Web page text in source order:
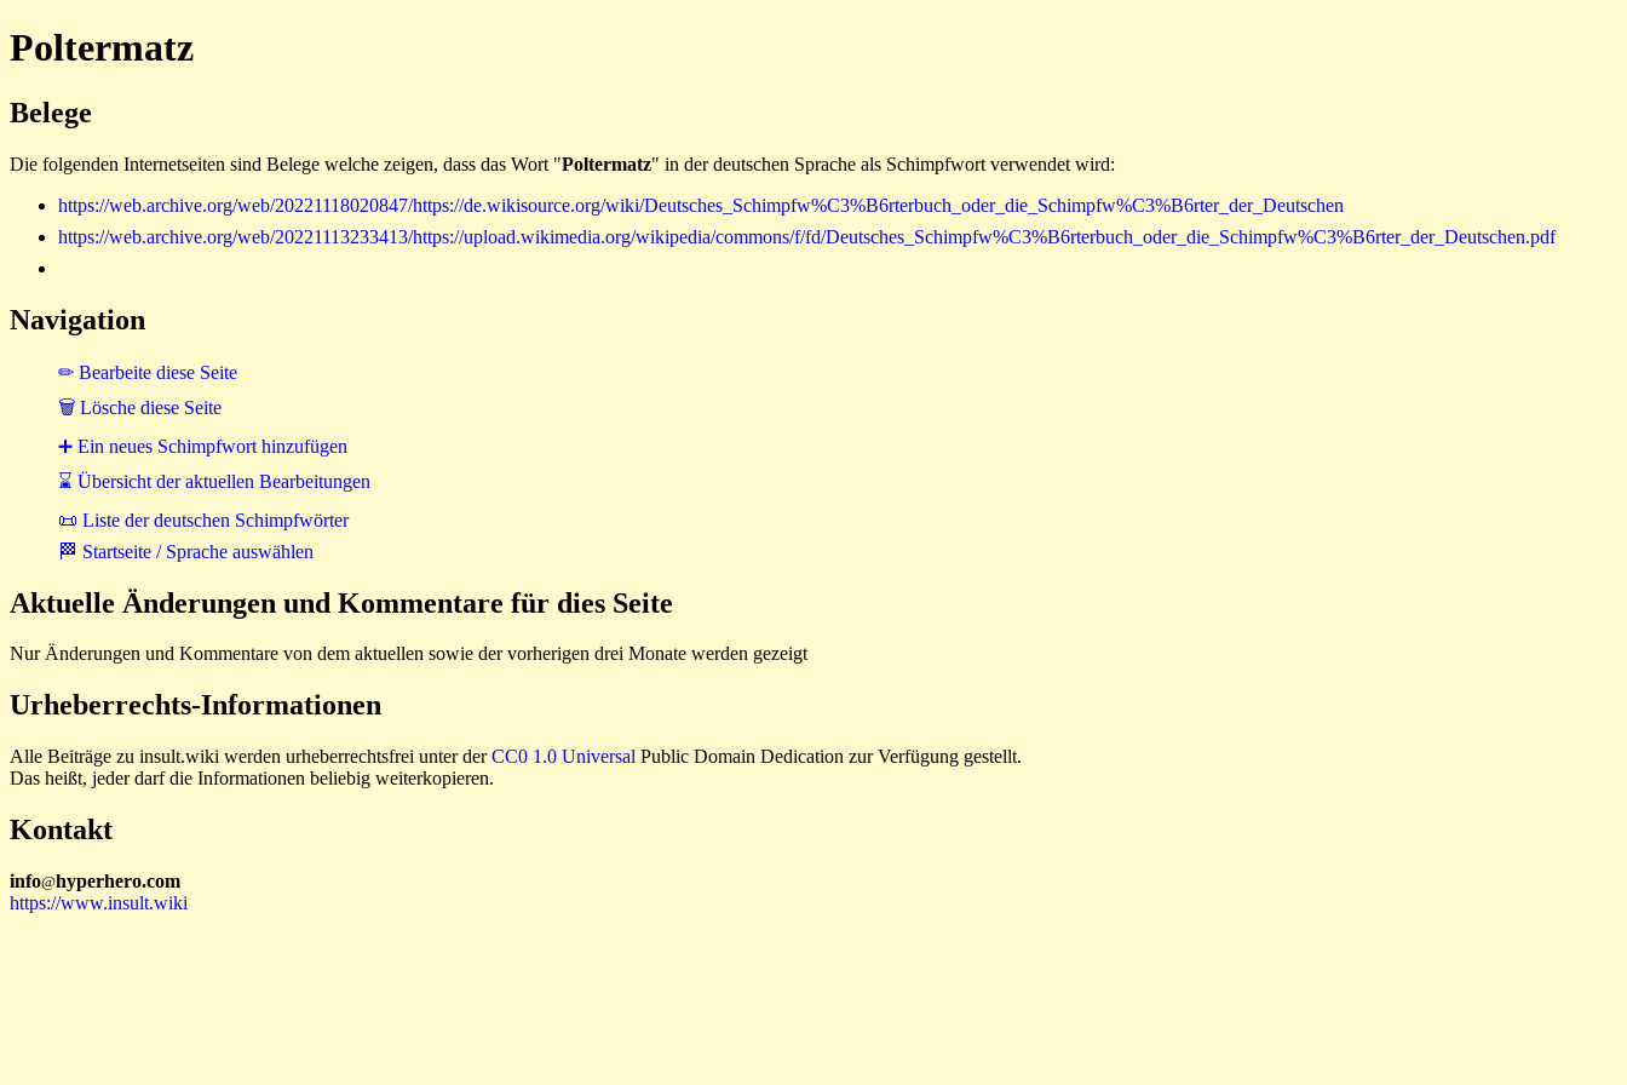
Poltermatz
Belege
Die folgenden Internetseiten sind Belege welche zeigen, dass das Wort "Poltermatz" in der deutschen Sprache als Schimpfwort verwendet wird:
https://web.archive.org/web/20221118020847/https://de.wikisource.org/wiki/Deutsches_Schimpfw%C3%B6rterbuch_oder_die_Schimpfw%C3%B6rter_der_Deutschen
https://web.archive.org/web/20221113233413/https://upload.wikimedia.org/wikipedia/commons/f/fd/Deutsches_Schimpfw%C3%B6rterbuch_oder_die_Schimpfw%C3%B6rter_der_Deutschen.pdf
Navigation
✏ Bearbeite diese Seite
🗑 Lösche diese Seite
➕ Ein neues Schimpfwort hinzufügen
⌛ Übersicht der aktuellen Bearbeitungen
📜 Liste der deutschen Schimpfwörter
🏁 Startseite / Sprache auswählen
Aktuelle Änderungen und Kommentare für dies Seite
Nur Änderungen und Kommentare von dem aktuellen sowie der vorherigen drei Monate werden gezeigt
Urheberrechts-Informationen
Alle Beiträge zu insult.wiki werden urheberrechtsfrei unter derCC0 1.0 Universal Public Domain Dedication zur Verfügung gestellt.
Das heißt, jeder darf die Informationen beliebig weiterkopieren.
Kontakt
info@hyperhero.com
https://www.insult.wiki